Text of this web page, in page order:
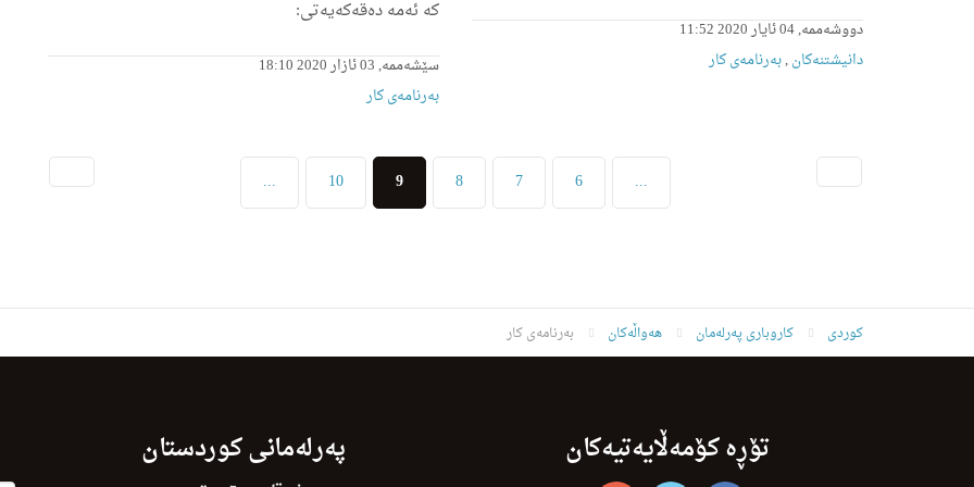
دووشەممە, 04 ئایار 2020 11:52
دانیشتنه‌کان,بەرنامەی کار
كه‌ ئه‌مه‌ ده‌قه‌كه‌یه‌تی:
سێشەممە, 03 ئازار 2020 18:10
بەرنامەی کار
...
6
7
8
9
(current)
10
...
کوردی کاروباری پەرلەمان هەواڵەکان بەرنامەی کار
پەرلەمانی کوردستان تۆڕە کۆمەڵایەتیەکان